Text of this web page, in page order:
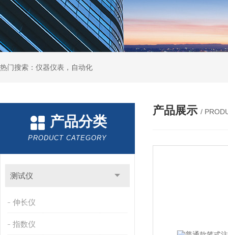
热门搜索：仪器仪表，自动化
产品分类
PRODUCT CATEGORY
测试仪
伸长仪
指数仪
产品展示 /